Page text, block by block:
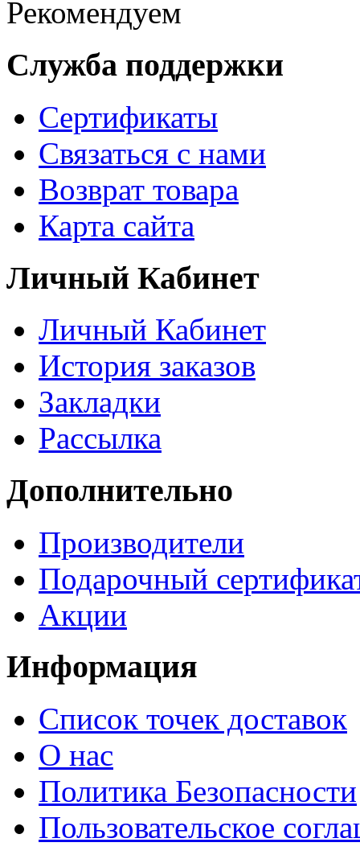
Рекомендуем
Служба поддержки
Сертификаты
Связаться с нами
Возврат товара
Карта сайта
Личный Кабинет
Личный Кабинет
История заказов
Закладки
Рассылка
Дополнительно
Производители
Подарочный
Акции
Информация
Список точек доставок
О нас
Политика Безопасности
Пользовательское